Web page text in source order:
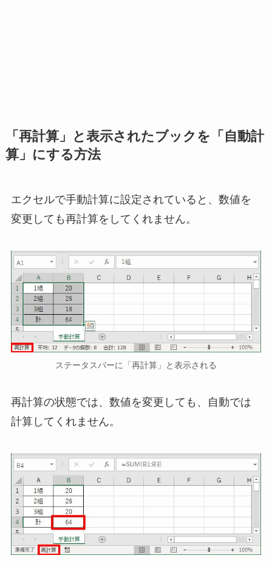
「再計算」と表示されたブックを「自動計
算」にする方法
エクセルで手動計算に設定されていると、数値を
変更しても再計算をしてくれません。
ステータスバーに「再計算」と表示される
再計算の状態では、数値を変更しても、自動では
計算してくれません。